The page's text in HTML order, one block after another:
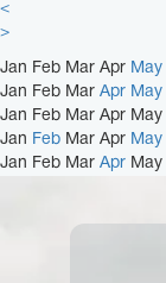
<
>
Jan Feb Mar Apr May
Jan Feb Mar Apr May
Jan Feb Mar Apr May
Jan Feb Mar Apr May
Jan Feb Mar Apr May